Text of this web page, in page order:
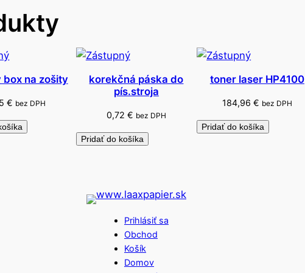
box na zošity
€ bez DPH
korekčná páska do
pís.stroja
0,72 € bez DPH
Pridať do košíka
toner laser HP4100
184,96 € bez DPH
Pridať do košíka
Prihlásiť sa
Obchod
Košík
Domov